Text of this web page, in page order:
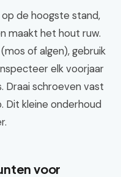
de hoogste stand,
maakt het hout ruw.
of algen), gebruik
elk voorjaar
Draai schroeven vast
Dit kleine onderhoud
voor